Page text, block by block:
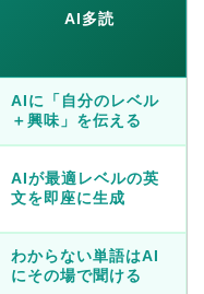
AI多読
AIに「自分のレベル
＋興味」を伝える
AIが最適レベルの英
文を即座に生成
わからない単語はAI
にその場で聞ける